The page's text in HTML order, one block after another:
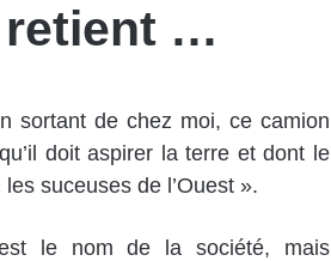
retient …
sortant de chez moi, ce camion
doit aspirer la terre et dont le
suceuses de l’Ouest ».
le nom de la société, mais